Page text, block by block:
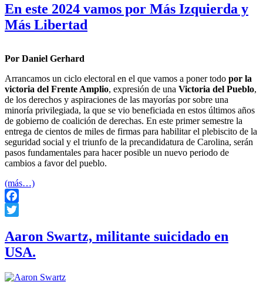
En este 2024 vamos por Más Izquierda y
Más Libertad
Por Daniel Gerhard
Arrancamos un ciclo electoral en el que vamos a poner todo por la
victoria del Frente Amplio, expresión de una Victoria del Pueblo,
de los derechos y aspiraciones de las mayorías por sobre una
minoría privilegiada, la que se vio beneficiada en estos últimos años
de gobierno de coalición de derechas. En este primer semestre la
entrega de cientos de miles de firmas para habilitar el plebiscito de la
seguridad social y el triunfo de la precandidatura de Carolina, serán
pasos fundamentales para hacer posible un nuevo periodo de
cambios a favor del pueblo.
(más…)
Facebook
Aaron Swartz, militante suicidado en
USA.